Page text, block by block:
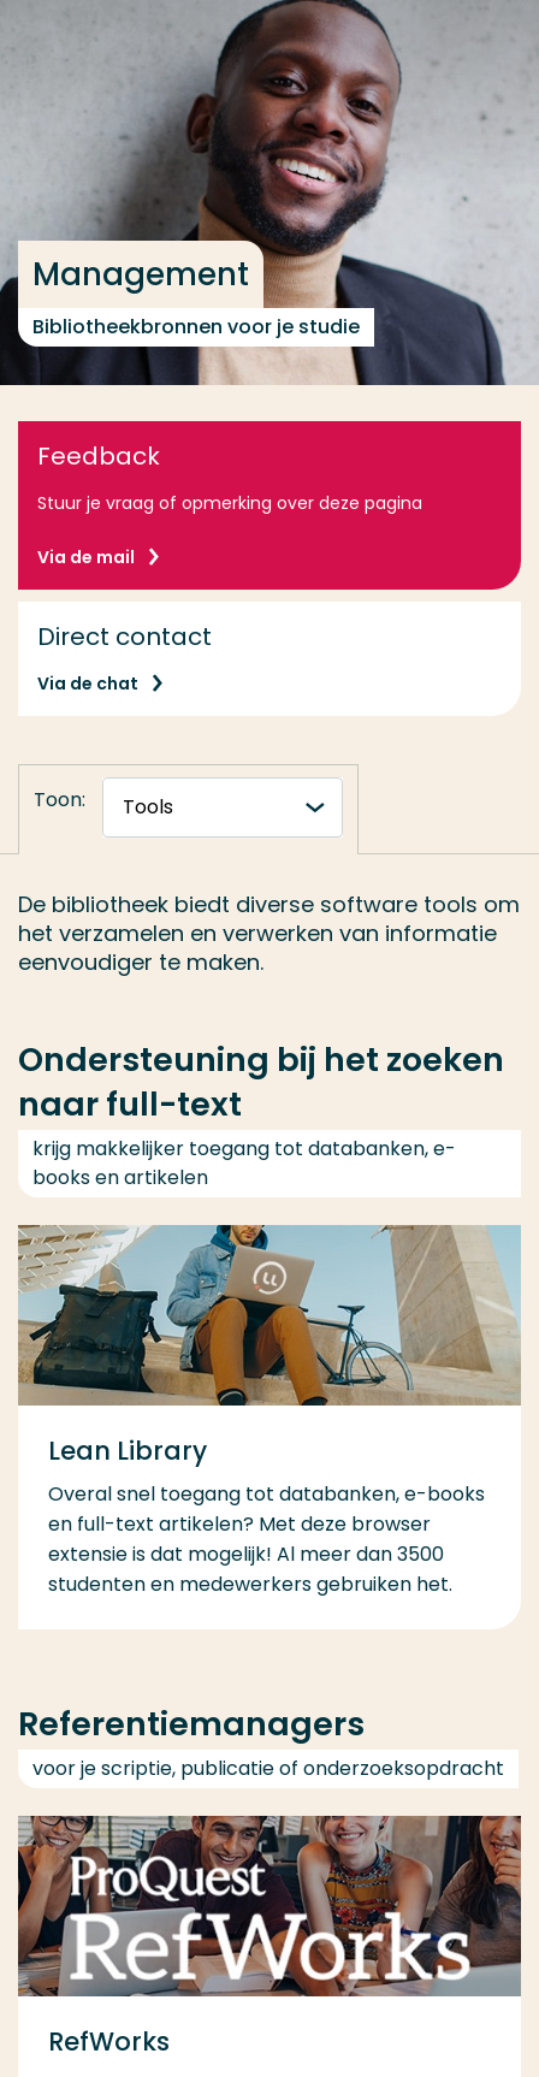
Ga direct naar de content
Management
Bibliotheekbronnen voor je studie
Feedback
Stuur je vraag of opmerking over deze pagina
Via de mail
Direct contact
Via de chat
Toon:
De bibliotheek biedt diverse software tools om
het verzamelen en verwerken van informatie
eenvoudiger te maken.
Ondersteuning bij het zoeken
naar full-text
krijg makkelijker toegang tot databanken, e-
books en artikelen
Lean Library
Overal snel toegang tot databanken, e-books
en full-text artikelen? Met deze browser
extensie is dat mogelijk! Al meer dan 3500
studenten en medewerkers gebruiken het.
Referentiemanagers
voor je scriptie, publicatie of onderzoeksopdracht
RefWorks
Opleiding